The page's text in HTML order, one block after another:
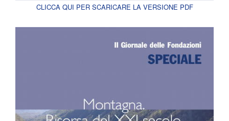
CLICCA QUI PER SCARICARE LA VERSIONE PDF